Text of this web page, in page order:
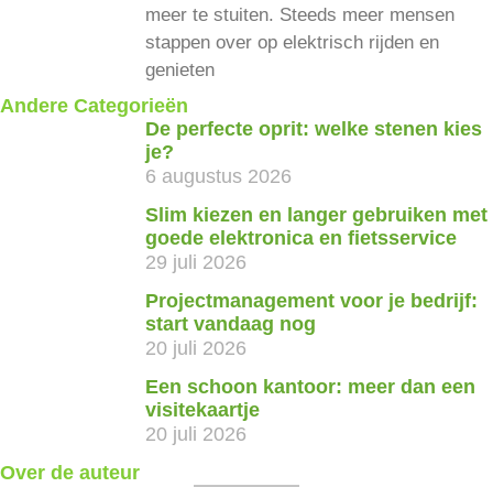
meer te stuiten. Steeds meer mensen
stappen over op elektrisch rijden en
genieten
Andere Categorieën
De perfecte oprit: welke stenen kies
je?
6 augustus 2026
Slim kiezen en langer gebruiken met
goede elektronica en fietsservice
29 juli 2026
Projectmanagement voor je bedrijf:
start vandaag nog
20 juli 2026
Een schoon kantoor: meer dan een
visitekaartje
20 juli 2026
Over de auteur